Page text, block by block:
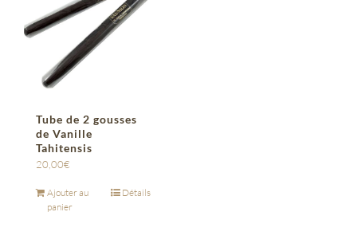
Tube de 2 gousses
de Vanille
Tahitensis
20,00€
Ajouter au
panier
Détails